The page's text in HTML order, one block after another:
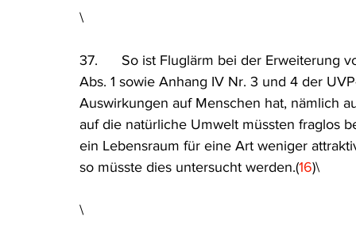
\
37.      So ist Fluglärm bei der
Abs. 1 sowie Anhang IV Nr. 3 und 4 der
Auswirkungen auf Menschen hat, nämlich
auf die natürliche Umwelt müssten fraglos
ein Lebensraum für eine Art weniger
so müsste dies untersucht werden.(16)\
\